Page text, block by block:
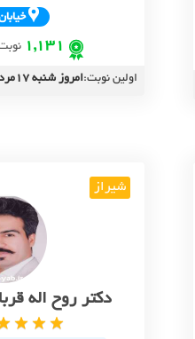
1,131
اولین نوبت:امروز شنبه 17مرداد 5عصر
شیراز
دکتر روح اله